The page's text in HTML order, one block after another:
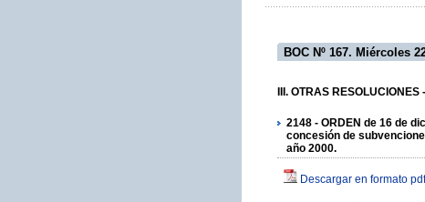
BOC Nº 167. Miércoles
III. OTRAS
2148 - ORDEN de 16 de
concesión de
año 2000.
Descargar en formato pdf